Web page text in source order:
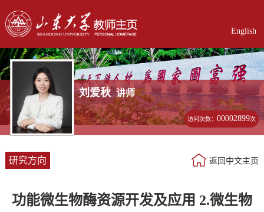
English
刘爱秋 讲师
访问次数：00002899次
研究方向 返回中文主页
功能微生物酶资源开发及应用 2.微生物